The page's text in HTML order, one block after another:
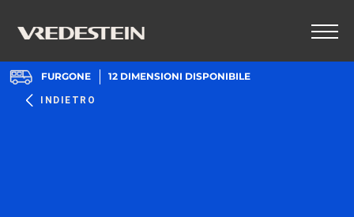
INDIETRO
FURGONE 12 DIMENSIONI DISPONIBILE